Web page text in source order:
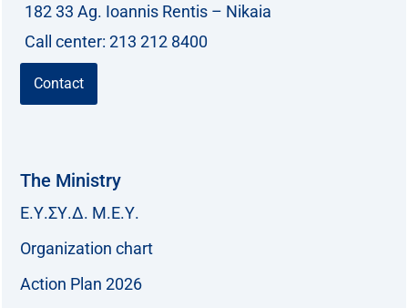
182 33 Ag. Ioannis Rentis – Nikaia
Call center: 213 212 8400
Contact
The Ministry
Ε.Υ.ΣΥ.Δ. Μ.Ε.Υ.
Organization chart
Action Plan 2026